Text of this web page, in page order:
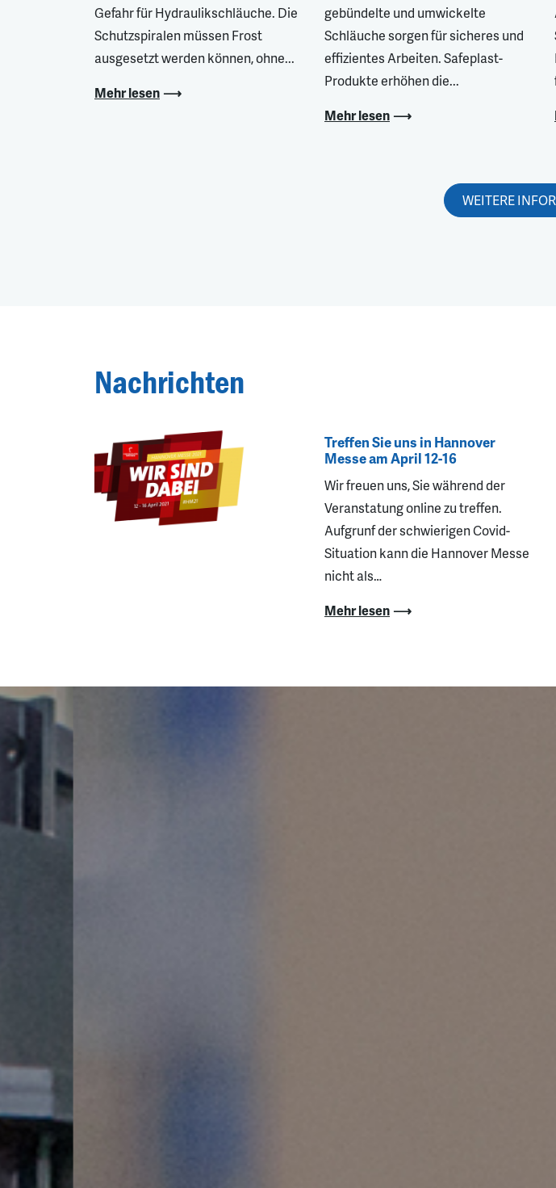
Gefahr für Hydraulikschläuche. Die
Schutzspiralen müssen Frost
ausgesetzt werden können, ohne...
Mehr lesen
gebündelte und umwickelte
Schläuche sorgen für sicheres und
effizientes Arbeiten. Safeplast-
Produkte erhöhen die...
Mehr lesen
WEITERE
Nachrichten
Treffen Sie uns in Hannover
Messe am April 12-16
Wir freuen uns, Sie während der
Veranstatung online zu treffen.
Aufgrunf der schwierigen Covid-
Situation kann die Hannover Messe
nicht als…
Mehr lesen